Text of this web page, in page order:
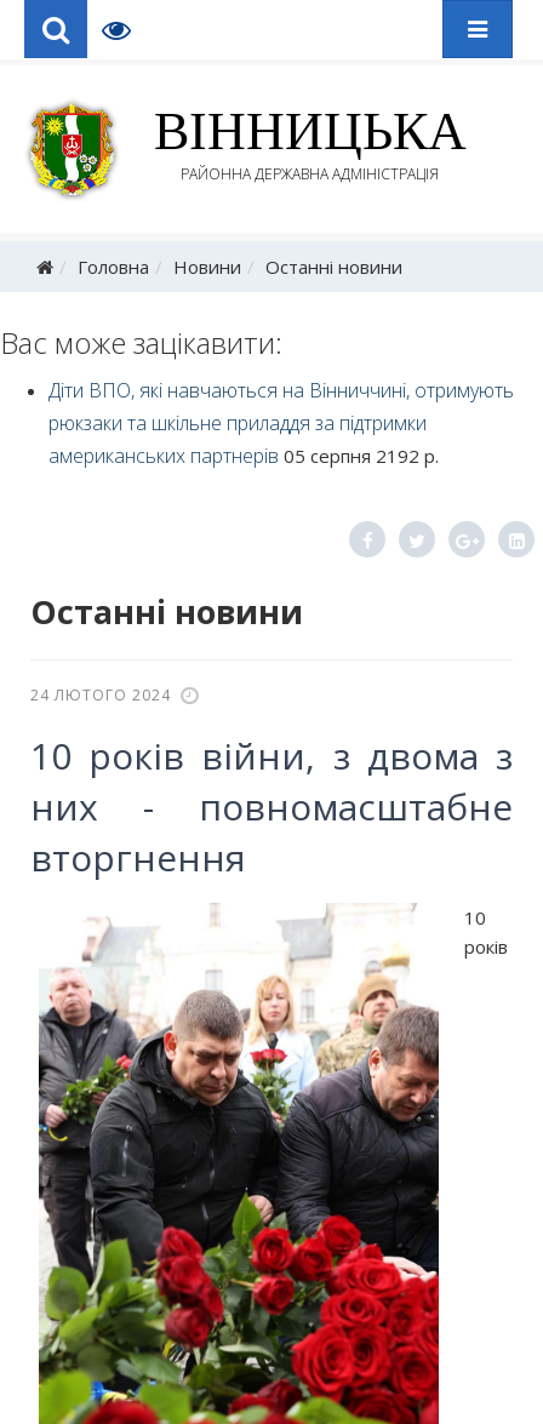
ВІННИЦЬКА
РАЙОННА ДЕРЖАВНА АДМІНІСТРАЦІЯ
Головна Новини Останні новини
Останні новини
24 ЛЮТОГО 2024
10 років війни, з двома з
них - повномасштабне
вторгнення
10
років
Вас може зацікавити:
Діти ВПО, які навчаються на Вінниччині, отримують
рюкзаки та шкільне приладдя за підтримки
американських партнерів 05 серпня 2192 р.